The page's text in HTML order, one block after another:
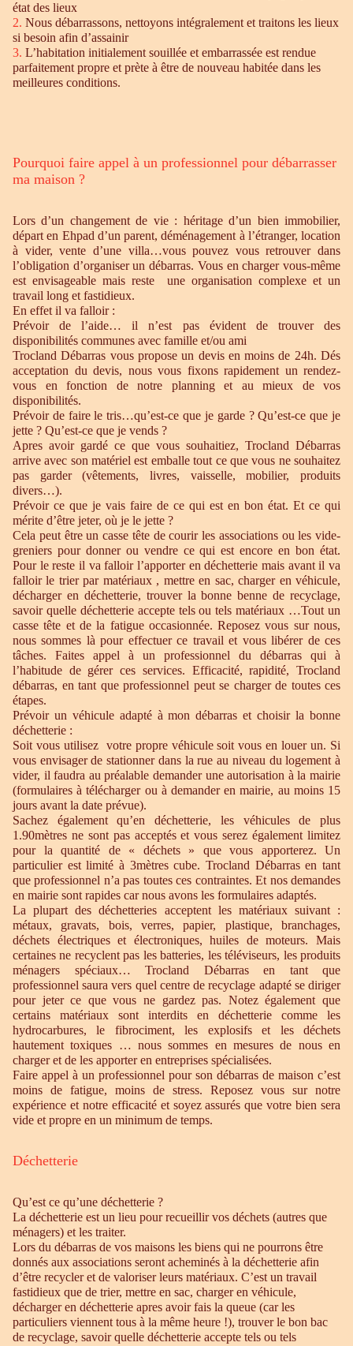
état des lieux
2. Nous débarrassons, nettoyons intégralement et traitons les lieux
si besoin afin d’assainir
3. L’habitation initialement souillée et embarrassée est rendue
parfaitement propre et prète à être de nouveau habitée dans les
meilleures conditions.
Pourquoi faire appel à un professionnel pour débarrasser
ma maison ?
Lors d’un changement de vie : héritage d’un bien immobilier,
départ en Ehpad d’un parent, déménagement à l’étranger, location
à vider, vente d’une villa…vous pouvez vous retrouver dans
l’obligation d’organiser un débarras. Vous en charger vous-même
est envisageable mais reste une organisation complexe et un
travail long et fastidieux.
En effet il va falloir :
Prévoir de l’aide… il n’est pas évident de trouver des
disponibilités communes avec famille et/ou ami
Trocland Débarras vous propose un devis en moins de 24h. Dés
acceptation du devis, nous vous fixons rapidement un rendez-
vous en fonction de notre planning et au mieux de vos
disponibilités.
Prévoir de faire le tris…qu’est-ce que je garde ? Qu’est-ce que je
jette ? Qu’est-ce que je vends ?
Apres avoir gardé ce que vous souhaitiez, Trocland Débarras
arrive avec son matériel est emballe tout ce que vous ne souhaitez
pas garder (vêtements, livres, vaisselle, mobilier, produits
divers…).
Prévoir ce que je vais faire de ce qui est en bon état. Et ce qui
mérite d’être jeter, où je le jette ?
Cela peut être un casse tête de courir les associations ou les vide-
greniers pour donner ou vendre ce qui est encore en bon état.
Pour le reste il va falloir l’apporter en déchetterie mais avant il va
falloir le trier par matériaux , mettre en sac, charger en véhicule,
décharger en déchetterie, trouver la bonne benne de recyclage,
savoir quelle déchetterie accepte tels ou tels matériaux …Tout un
casse tête et de la fatigue occasionnée. Reposez vous sur nous,
nous sommes là pour effectuer ce travail et vous libérer de ces
tâches. Faites appel à un professionnel du débarras qui à
l’habitude de gérer ces services. Efficacité, rapidité, Trocland
débarras, en tant que professionnel peut se charger de toutes ces
étapes.
Prévoir un véhicule adapté à mon débarras et choisir la bonne
déchetterie :
Soit vous utilisez votre propre véhicule soit vous en louer un. Si
vous envisager de stationner dans la rue au niveau du logement à
vider, il faudra au préalable demander une autorisation à la mairie
(formulaires à télécharger ou à demander en mairie, au moins 15
jours avant la date prévue).
Sachez également qu’en déchetterie, les véhicules de plus
1.90mètres ne sont pas acceptés et vous serez également limitez
pour la quantité de « déchets » que vous apporterez. Un
particulier est limité à 3mètres cube. Trocland Débarras en tant
que professionnel n’a pas toutes ces contraintes. Et nos demandes
en mairie sont rapides car nous avons les formulaires adaptés.
La plupart des déchetteries acceptent les matériaux suivant :
métaux, gravats, bois, verres, papier, plastique, branchages,
déchets électriques et électroniques, huiles de moteurs. Mais
certaines ne recyclent pas les batteries, les téléviseurs, les produits
ménagers spéciaux… Trocland Débarras en tant que
professionnel saura vers quel centre de recyclage adapté se diriger
pour jeter ce que vous ne gardez pas. Notez également que
certains matériaux sont interdits en déchetterie comme les
hydrocarbures, le fibrociment, les explosifs et les déchets
hautement toxiques … nous sommes en mesures de nous en
charger et de les apporter en entreprises spécialisées.
Faire appel à un professionnel pour son débarras de maison c’est
moins de fatigue, moins de stress. Reposez vous sur notre
expérience et notre efficacité et soyez assurés que votre bien sera
vide et propre en un minimum de temps.
Déchetterie
Qu’est ce qu’une déchetterie ?
La déchetterie est un lieu pour recueillir vos déchets (autres que
ménagers) et les traiter.
Lors du débarras de vos maisons les biens qui ne pourrons être
donnés aux associations seront acheminés à la déchetterie afin
d’être recycler et de valoriser leurs matériaux. C’est un travail
fastidieux que de trier, mettre en sac, charger en véhicule,
décharger en déchetterie apres avoir fais la queue (car les
particuliers viennent tous à la même heure !), trouver le bon bac
de recyclage, savoir quelle déchetterie accepte tels ou tels